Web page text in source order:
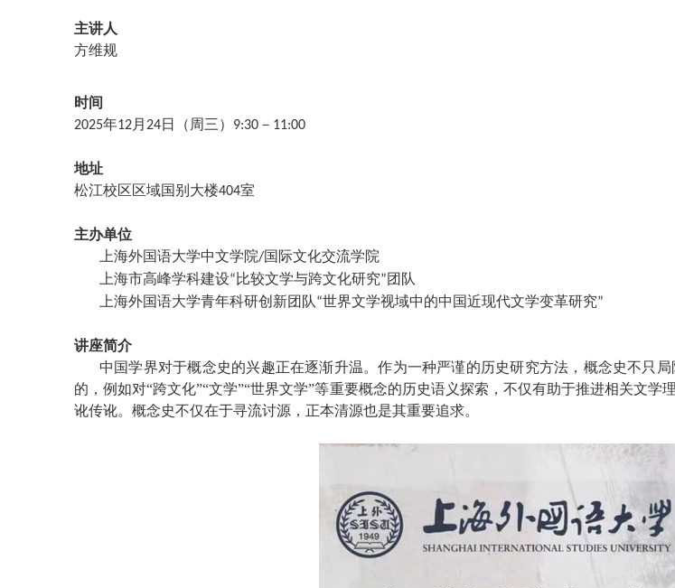
主讲人
方维规
时间
2025年12月 24日（周三） 9:30 － 11:00
地址
松江校区区域国别大楼404室
主办单位
上海外国语大学中文学院/国际文化交流学院
上海市高峰学科建设“比较文学与跨文化研究”团队
上海外国语大学青年科研创新团队“世界文学视域中的中国近现代文学变革研究”
讲座简介
中国学界对于概念史的兴趣正在逐渐升温。作为一种严谨的历史研究方法，概念史不只
的，例如对“跨文化”“文学”“世界文学”等重要概念的历史语义探索，不仅有助于推进相关文
讹传讹。概念史不仅在于寻流讨源，正本清源也是其重要追求。